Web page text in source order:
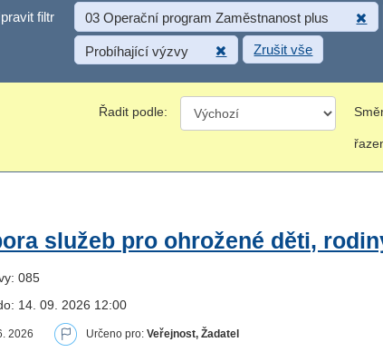
filtr
filtr 03 Operační program Zaměstnanost plus
Probíhající výzvy Zrušit vše
Řadit podle:
služeb pro ohrožené děti,
085
14. 09. 2026 12:00
2026 Určeno pro:Veřejnost, Žadatel